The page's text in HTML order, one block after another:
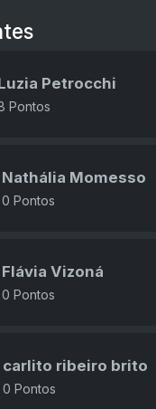
Petrocchi
Pontos
Nathália Momesso
0 Pontos
Flávia Vizoná
0 Pontos
carlito ribeiro brito
0 Pontos